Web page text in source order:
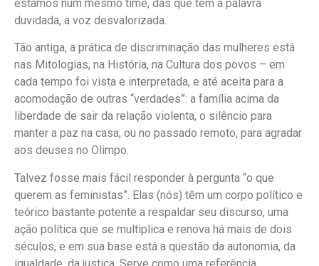
estamos num mesmo time, das que tem a palavra
duvidada, a voz desvalorizada.
Tão antiga, a prática de discriminação das mulheres está
nas Mitologias, na História, na Cultura dos povos – em
cada tempo foi vista e interpretada, e até aceita para a
acomodação de outras “verdades”: a família acima da
liberdade de sair da relação violenta, o silêncio para
manter a paz na casa, ou no passado remoto, para agradar
aos deuses no Olimpo.
Talvez fosse mais fácil responder à pergunta “o que
querem as feministas”. Elas (nós) têm um corpo político e
teórico bastante potente a respaldar seu discurso, uma
ação política que se multiplica e renova há mais de dois
séculos, e em sua base está a questão da autonomia, da
igualdade, da justiça. Serve como uma referência